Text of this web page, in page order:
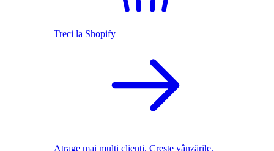
Treci la Shopify
Atrage mai mulți clienți. Crește vânzările.